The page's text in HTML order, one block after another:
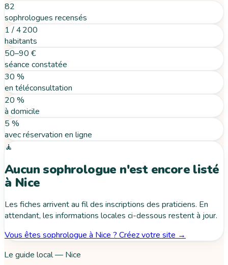
82
sophrologues recensés
1 / 4 200
habitants
50–90 €
séance constatée
30 %
en téléconsultation
20 %
à domicile
5 %
avec réservation en ligne
🧘
Aucun sophrologue n'est encore listé
à Nice
Les fiches arrivent au fil des inscriptions des praticiens. En
attendant, les informations locales ci-dessous restent à jour.
Vous êtes sophrologue à Nice ? Créez votre site →
Le guide local — Nice